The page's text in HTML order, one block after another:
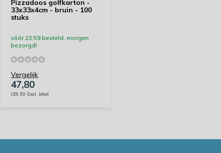
Pizzadoos golfkarton -
33x33x4cm - bruin - 100
stuks
vóór 23:59 besteld, morgen
bezorgd!
Vergelijk
47,80
(39,50 Excl. btw)